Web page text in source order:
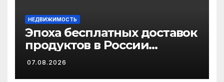
НЕДВИЖИМОСТЬ
Эпоха бесплатных доставок
продуктов в России
завершается
07.08.2026